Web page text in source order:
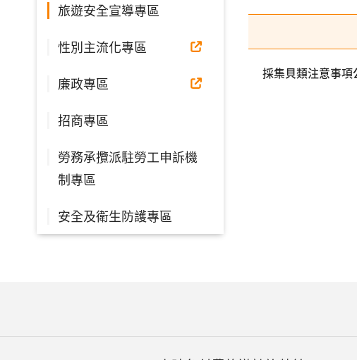
旅遊安全宣導專區
性別主流化專區
廉政專區
招商專區
勞務承攬派駐勞工申訴機
制專區
安全及衛生防護專區
採集貝類注意事項